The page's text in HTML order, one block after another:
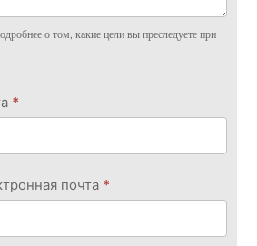
о том, какие цели вы преследуете при
*
почта *